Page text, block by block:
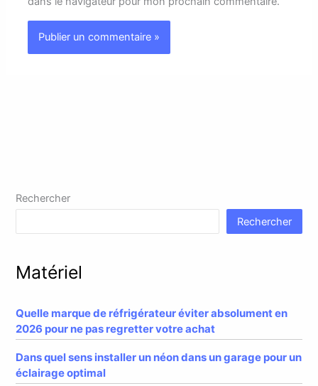
Rechercher
Rechercher
Matériel
Quelle marque de réfrigérateur éviter absolument en
2026 pour ne pas regretter votre achat
Dans quel sens installer un néon dans un garage pour un
éclairage optimal